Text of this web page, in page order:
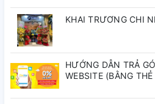
Tín hiệu thời gian hàng giờ
Lịch tự động (đến năm 2039)
Định dạng giờ 12/24
Giờ hiện hành thông thường
Đồng hồ kim: 2 kim (giờ, phút (kim
lần))
KHAI TRƯƠNG CHI
HƯỚNG DẪN TRẢ
WEBSITE (BẰNG